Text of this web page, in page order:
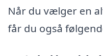
Når du vælger en
får du også